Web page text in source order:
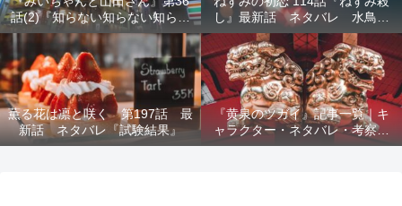
話(2)『知らない知らない知らな
い』最新話 ネタバレ 犯人確
定 次回最終回
し』最新話 ネタバレ 水鳥死
亡 鯆を殺すか
薫る花は凛と咲く 第197話 最
新話 ネタバレ『試験結果』
『黄泉のツガイ』記事一覧｜キ
ャラクター・ネタバレ・考察・
死亡キャラまとめ【完全ガイ